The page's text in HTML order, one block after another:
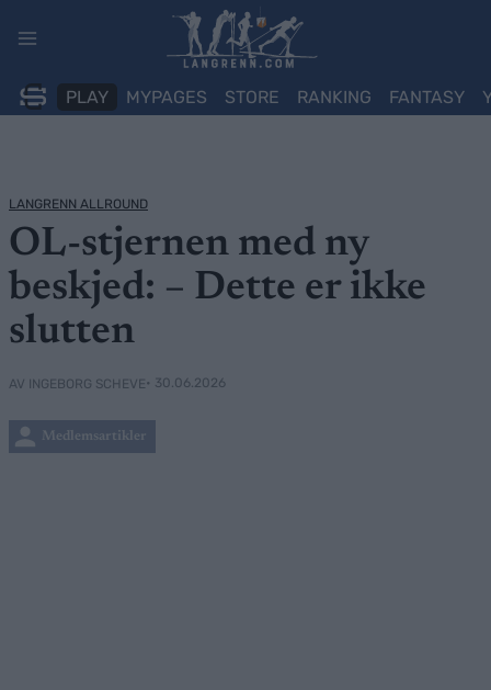
PLAY MYPAGES STORE RANKING FANTASY
LANGRENN ALLROUND
OL-stjernen med ny
beskjed: – Dette er ikke
slutten
AV INGEBORG SCHEVE• 30.06.2026
Medlemsartikler